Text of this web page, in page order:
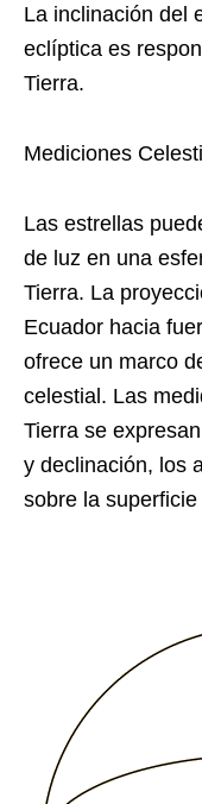
La inclinación del
eclíptica es
Tierra.
Mediciones
Las estrellas
de luz en una
Tierra. La
Ecuador hacia
ofrece un marco
celestial. Las
Tierra se
y declinación, los
sobre la